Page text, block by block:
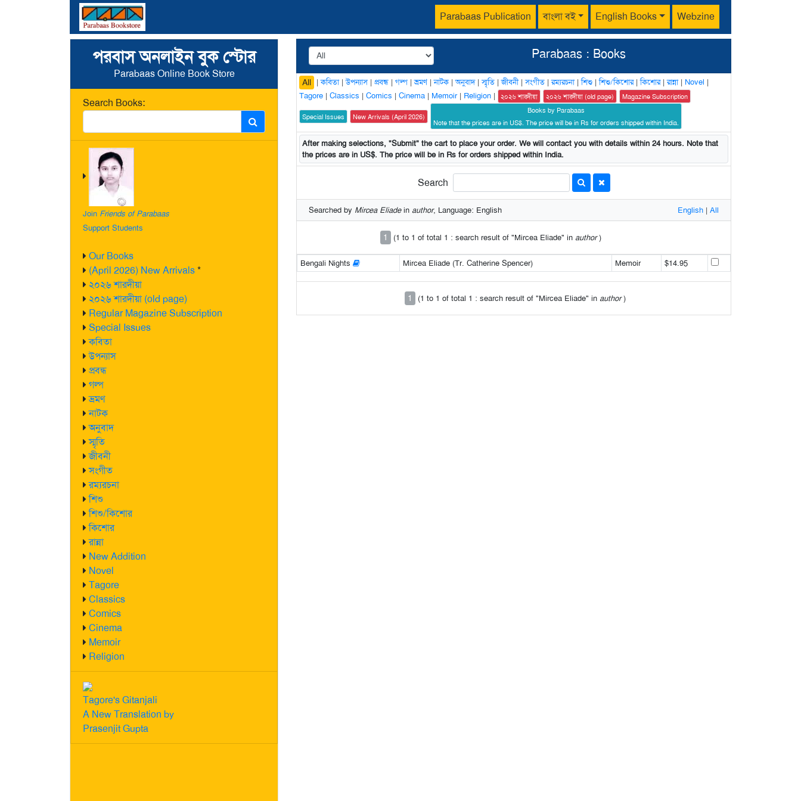
Parabaas Publication বাংলা বই English Books Webzine
পরবাস অনলাইন বুক স্টোর
Parabaas Online Book Store
Search Books:
Join Friends of Parabaas
Support Students
Our Books
(April 2026) New Arrivals*
২০২৬ শারদীয়া
২০২৬ শারদীয়া (old page)
Regular Magazine Subscription
Special Issues
কবিতা
উপন্যাস
প্রবন্ধ
গল্প
ভ্রমণ
নাটক
অনুবাদ
স্মৃতি
জীবনী
সংগীত
রম্যরচনা
শিশু
শিশু/কিশোর
কিশোর
রান্না
New Addition
Novel
Tagore
Classics
Comics
Cinema
Memoir
Religion
Tagore's Gitanjali
A New Translation by
Prasenjit Gupta
Parabaas : Books
All |কবিতা|উপন্যাস| প্রবন্ধ | গল্প |ভ্রমণ|নাটক |অনুবাদ|স্মৃতি |জীবনী|সংগীত |রম্যরচনা|শিশু |শিশু/কিশোর|কিশোর|রান্না| Novel |
Tagore | Classics | Comics | Cinema | Memoir| Religion | ২০২৬ শারদীয়া ২০২৬ শারদীয়া (old page) Magazine Subscription
Special Issues New Arrivals (April 2026)
Books by Parabaas
Note that the prices are in US$. The price will be in Rs for orders shipped within India.
After making selections, "Submit" the cart to place your order. We will contact you with details within 24 hours. Note that
the prices are in US$. The price will be in Rs for orders shipped within India.
Search
Searched by Mircea Eliadein author, Language: English English | All
1 (1 to 1 of total 1 : search result of "Mircea Eliade" in author)
Bengali Nights Mircea Eliade (Tr. Catherine Spencer) Memoir $14.95
1 (1 to 1 of total 1 : search result of "Mircea Eliade" in author)